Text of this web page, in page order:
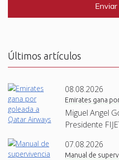
C
Últimos artículos
08.08.2026
Emirates gana
Miguel Angel
Presidente
07.08.2026
Manual de